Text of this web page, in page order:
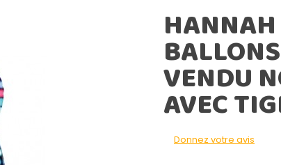
VENDU
AVEC
Donnez votre avis